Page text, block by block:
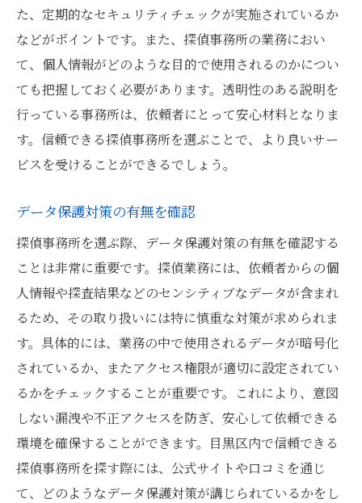
た、定期的なセキュリティチェックが実施されているか
などがポイントです。また、探偵事務所の業務におい
て、個人情報がどのような目的で使用されるのかについ
ても把握しておく必要があります。透明性のある説明を
行っている事務所は、依頼者にとって安心材料となりま
す。信頼できる探偵事務所を選ぶことで、より良いサー
ビスを受けることができるでしょう。
データ保護対策の有無を確認
探偵事務所を選ぶ際、データ保護対策の有無を確認する
ことは非常に重要です。探偵業務には、依頼者からの個
人情報や探査結果などのセンシティブなデータが含まれ
るため、その取り扱いには特に慎重な対策が求められま
す。具体的には、業務の中で使用されるデータが暗号化
されているか、またアクセス権限が適切に設定されてい
るかをチェックすることが重要です。これにより、意図
しない漏洩や不正アクセスを防ぎ、安心して依頼できる
環境を確保することができます。目黒区内で信頼できる
探偵事務所を探す際には、公式サイトや口コミを通じ
て、どのようなデータ保護対策が講じられているかをし